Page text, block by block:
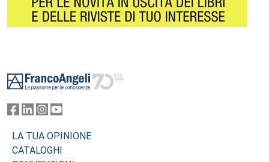
LA TUA OPINIONE
CATALOGHI